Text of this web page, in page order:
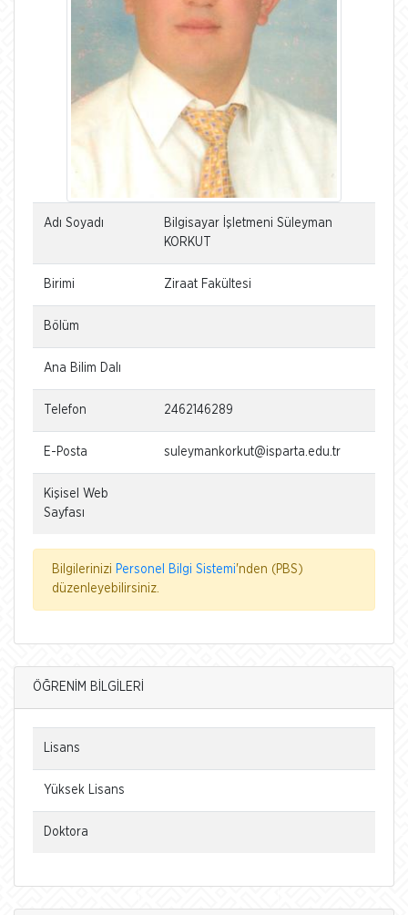
Adı Soyadı
Bilgisayar İşletmeni Süleyman
KORKUT
Birimi Ziraat Fakültesi
Bölüm
Ana Bilim Dalı
Telefon 2462146289
E-Posta suleymankorkut@isparta.edu.tr
Kişisel Web
Sayfası
Bilgilerinizi Personel Bilgi Sistemi'nden (PBS)
düzenleyebilirsiniz.
ÖĞRENİM BİLGİLERİ
Lisans
Yüksek Lisans
Doktora